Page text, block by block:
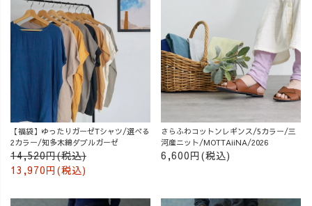
【福袋】ゆったりガーゼTシャツ/選べる
2カラー/知多木綿ダブルガーゼ
14,520円(税込)
13,970円(税込)
さらふわコットンレギンス/5カラー/三
河産ニット/MOTTAiiNA/2026
6,600円(税込)